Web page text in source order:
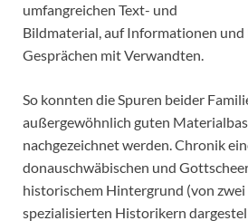
umfangreichen Text- und
Bildmaterial, auf Informationen und
Gesprächen mit Verwandten.
So konnten die Spuren beider
außergewöhnlich guten
nachgezeichnet werden. Chronik
donauschwäbischen und
historischem Hintergrund (von
spezialisierten Historikern